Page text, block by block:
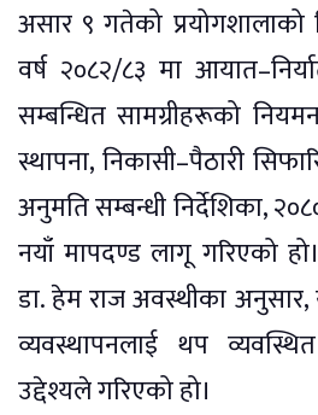
असार ९ गतेको प्रयोगशालाको
वर्ष २०८२/८३ मा
सम्बन्धित सामग्रीहरूको
स्थापना, निकासी–पैठारी
अनुमति सम्बन्धी निर्देशिका,
नयाँ मापदण्ड लागू गरिएको
डा. हेम राज अवस्थीका
व्यवस्थापनलाई थप
उद्देश्यले गरिएको हो।